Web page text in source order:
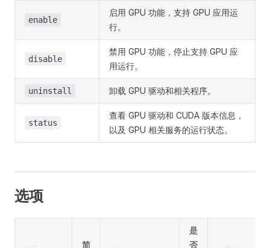
enable
启用 GPU 功能，支持 GPU 应用运
行。
disable
禁用 GPU 功能，停止支持 GPU 应
用运行。
uninstall 卸载 GPU 驱动和相关程序。
status
查看 GPU 驱动和 CUDA 版本信息，
以及 GPU 相关服务的运行状态。
选项
简
是
否